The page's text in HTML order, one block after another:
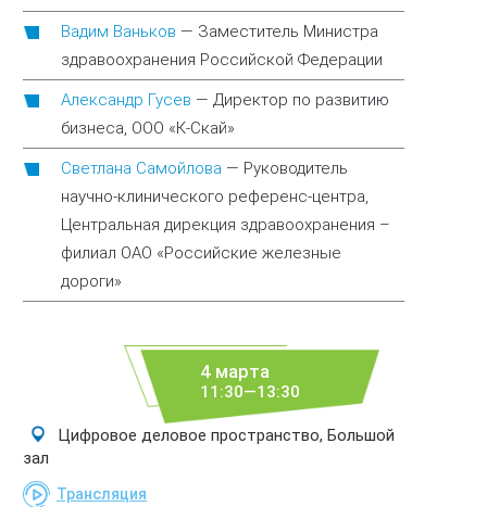
Вадим Ваньков — Заместитель Министра
здравоохранения Российской Федерации
Александр Гусев — Директор по развитию
бизнеса, ООО «К-Скай»
Светлана Самойлова — Руководитель
научно-клинического референс-центра,
Центральная дирекция здравоохранения –
филиал ОАО «Российские железные
дороги»
4 марта
11:30—13:30
Цифровое деловое пространство, Большой
зал
Трансляция